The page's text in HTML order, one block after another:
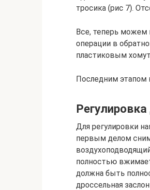
тросика (рис 7).
Все, теперь можем
операции в
пластиковым
Последним этапом
Для регулировки
первым делом
полностью
должна быть
дроссельная